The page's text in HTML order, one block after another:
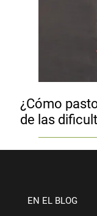
¿Cómo
de las
EN EL BLOG